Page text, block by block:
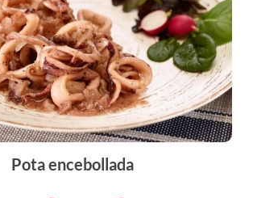
Pota encebollada